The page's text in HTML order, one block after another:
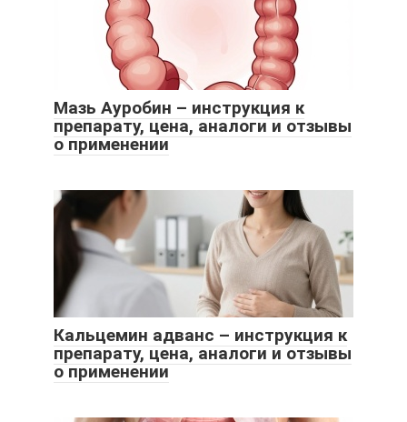
Мазь Ауробин – инструкция к
препарату, цена, аналоги и отзывы
о применении
Кальцемин адванс – инструкция к
препарату, цена, аналоги и отзывы
о применении